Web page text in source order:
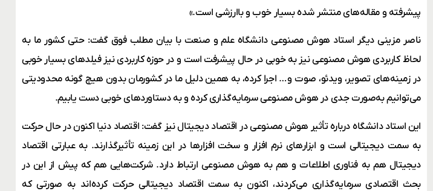
پیشرفته و مقاله‌های منتشر شده بسیار خوب و باارزشی ‌است.»
ناصر مزینی دیگر استاد هوش مصنوعی دانشگاه علم و صنعت با بیان مطلب فوق گفت: حتی کشور ما به‌
لحاظ کاربردی هوش مصنوعی نیز به خوبی در حال پیشرفت است و در حوزه کاربردی نیز فیلدهای بسیار خوبی
در زمینه‌های تصویر، ویدئو، صوت و… اجرا کرده، به همین دلیل ما در کشورمان بدون هیچ گونه محدودیتی
می‌توانیم به‌صورت جدی در هوش مصنوعی سرمایه‌گذاری کرده و به دستاوردهای خوبی دست یابیم.
این استاد دانشگاه درباره تأثیر هوش مصنوعی در اقتصاد دیجیتال نیز گفت: اقتصاد دنیا اکنون در حال حرکت
به سمت دیجیتالی است و ابزارهای نرم افزار و سخت افزارها در این زمینه تأثیرگذارند. به عبارتی اقتصاد
دیجیتال هم به فناوری اطلاعات و هم به هوش مصنوعی ارتباط دارد. شرکت‌هایی هم که پیش از این در
بحث اقتصادی سرمایه‌گذاری می‌کردند، اکنون به سمت اقتصاد دیجیتالی حرکت کرده‌اند به صورتی که